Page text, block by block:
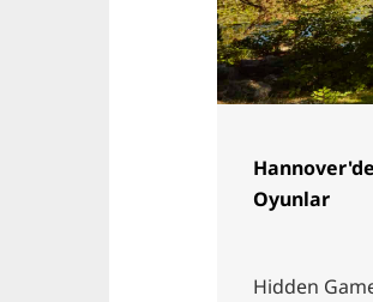
Oyunlar
Hidden